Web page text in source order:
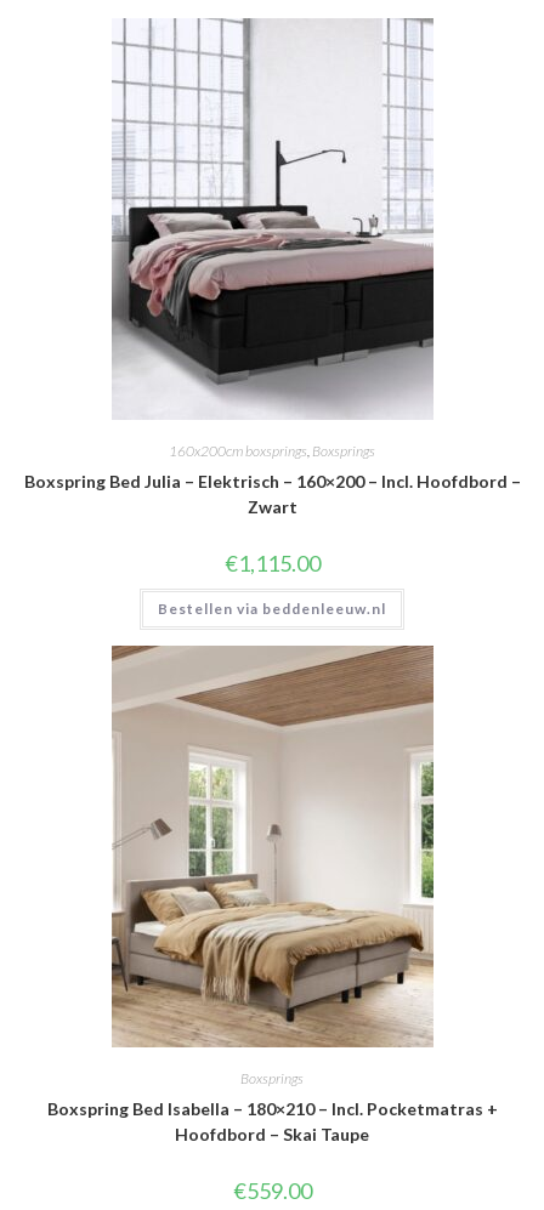
160x200cm boxsprings, Boxsprings
Boxspring Bed Julia – Elektrisch – 160×200 – Incl. Hoofdbord –
Zwart
€1,115.00
Bestellen via beddenleeuw.nl
Boxsprings
Boxspring Bed Isabella – 180×210 – Incl. Pocketmatras +
Hoofdbord – Skai Taupe
€559.00